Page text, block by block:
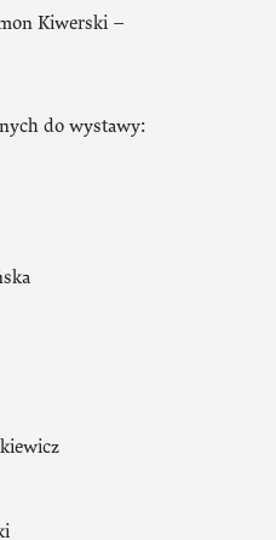
Kiwerski –
do wystawy: